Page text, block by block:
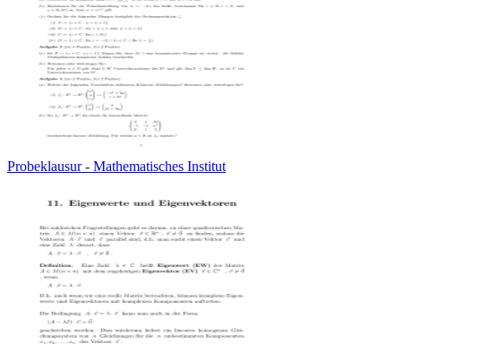
Probeklausur - Mathematisches Institut